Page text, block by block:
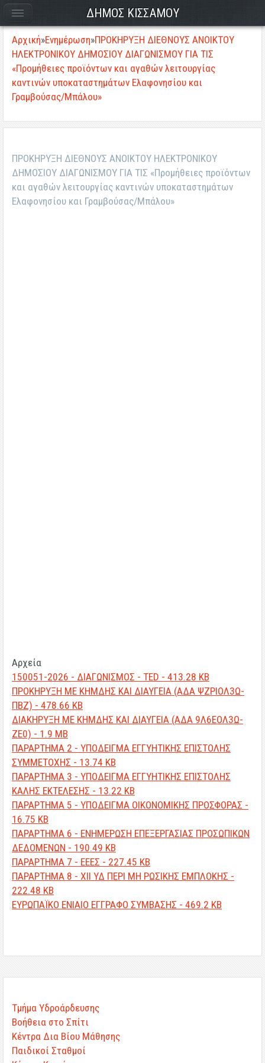
Αρχική»Ενημέρωση»ΠΡΟΚΗΡΥΞΗ ΔΙΕΘΝΟΥΣ ΑΝΟΙΚΤΟΥ
ΗΛΕΚΤΡΟΝΙΚΟΥ ΔΗΜΟΣΙΟΥ ΔΙΑΓΩΝΙΣΜΟΥ ΓΙΑ ΤΙΣ
«Προμήθειες προϊόντων και αγαθών λειτουργίας
καντινών υποκαταστημάτων Ελαφονησίου και
Γραμβούσας/Μπάλου»
ΠΡΟΚΗΡΥΞΗ ΔΙΕΘΝΟΥΣ ΑΝΟΙΚΤΟΥ ΗΛΕΚΤΡΟΝΙΚΟΥ
ΔΗΜΟΣΙΟΥ ΔΙΑΓΩΝΙΣΜΟΥ ΓΙΑ ΤΙΣ «Προμήθειες προϊόντων
και αγαθών λειτουργίας καντινών υποκαταστημάτων
Ελαφονησίου και Γραμβούσας/Μπάλου»
Αρχεία
150051-2026 - ΔΙΑΓΩΝΙΣΜΟΣ - TED - 413.28 KB
ΠΡΟΚΗΡΥΞΗ ΜΕ ΚΗΜΔΗΣ ΚΑΙ ΔΙΑΥΓΕΙΑ (ΑΔΑ ΨΖΡΙΟΛ3Ω-
ΠΒΖ) - 478.66 KB
ΔΙΑΚΗΡΥΞΗ ΜΕ ΚΗΜΔΗΣ ΚΑΙ ΔΙΑΥΓΕΙΑ (ΑΔΑ 9Λ6ΕΟΛ3Ω-
ΖΕ0) - 1.9 MB
ΠΑΡΑΡΤΗΜΑ 2 - ΥΠΟΔΕΙΓΜΑ ΕΓΓΥΗΤΙΚΗΣ ΕΠΙΣΤΟΛΗΣ
ΣΥΜΜΕΤΟΧΗΣ - 13.74 KB
ΠΑΡΑΡΤΗΜΑ 3 - ΥΠΟΔΕΙΓΜΑ ΕΓΓΥΗΤΙΚΗΣ ΕΠΙΣΤΟΛΗΣ
ΚΑΛΗΣ ΕΚΤΕΛΕΣΗΣ - 13.22 KB
ΠΑΡΑΡΤΗΜΑ 5 - ΥΠΟΔΕΙΓΜΑ ΟΙΚΟΝΟΜΙΚΗΣ ΠΡΟΣΦΟΡΑΣ -
16.75 KB
ΠΑΡΑΡΤΗΜΑ 6 - ΕΝΗΜΕΡΩΣΗ ΕΠΕΞΕΡΓΑΣΙΑΣ ΠΡΟΣΩΠΙΚΩΝ
ΔΕΔΟΜΕΝΩΝ - 190.49 KB
ΠΑΡΑΡΤΗΜΑ 7 - ΕΕΕΣ - 227.45 KB
ΠΑΡΑΡΤΗΜΑ 8 - ΧΙΙ ΥΔ ΠΕΡΙ ΜΗ ΡΩΣΙΚΗΣ ΕΜΠΛΟΚΗΣ -
222.48 KB
ΕΥΡΩΠΑΪΚΟ ΕΝΙΑΙΟ ΕΓΓΡΑΦΟ ΣΥΜΒΑΣΗΣ - 469.2 KB
Τμήμα Υδροάρδευσης
Βοήθεια στο Σπίτι
Κέντρα Δια Βίου Μάθησης
Παιδικοί Σταθμοί
ΔΗΜΟΣ ΚΙΣΣΑΜΟΥ